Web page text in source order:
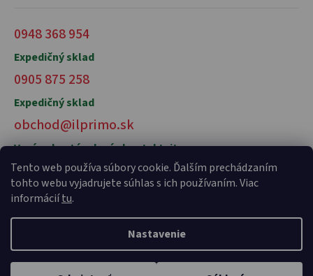
Tento web používa súbory cookie. Ďalším prechádzaním
tohto webu vyjadrujete súhlas s ich používaním. Viac
informáciítu.
Nastavenie
0948 368 954
Expedičný sklad
0905 875 258
Expedičný sklad
obchod@ilprimo.sk
V prípade otázok nás kontaktujte
Vytvoril Shoptet Premium a
Adatelier